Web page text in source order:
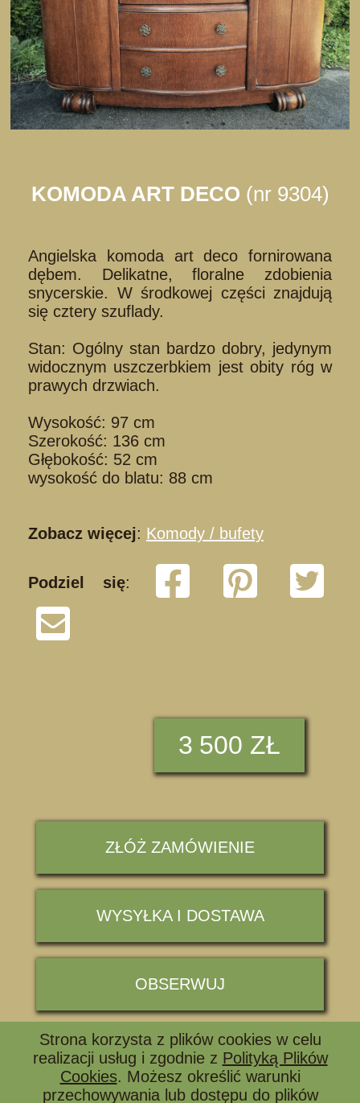
KOMODA ART DECO (nr 9304)
Angielska komoda art deco fornirowana
dębem. Delikatne, floralne zdobienia
snycerskie. W środkowej części znajdują
się cztery szuflady.
Stan: Ogólny stan bardzo dobry, jedynym
widocznym uszczerbkiem jest obity róg w
prawych drzwiach.
Wysokość: 97 cm
Szerokość: 136 cm
Głębokość: 52 cm
wysokość do blatu: 88 cm
Zobacz więcej: Komody / bufety
Podziel się:
3 500 ZŁ
ZŁÓŻ ZAMÓWIENIE
WYSYŁKA I DOSTAWA
OBSERWUJ
📞 ZADZWOŃ I ZAPYTAJ
Strona korzysta z plików cookies w celu
realizacji usług i zgodnie z Polityką Plików
Cookies. Możesz określić warunki
przechowywania lub dostępu do plików